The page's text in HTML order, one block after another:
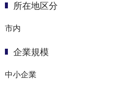
所在地区分
市内
企業規模
中小企業